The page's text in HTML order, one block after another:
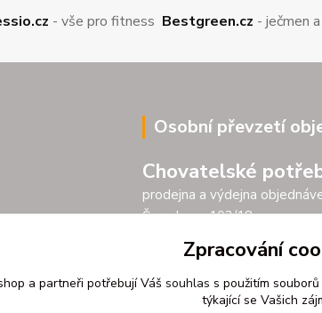
- vše pro fitness Bestgreen.cz - ječmen
Osobní převzetí
Chovatelské
prodejna a výdejna
Šarochova 103/18
25001 Brandýs nad Labem
Po - Pá 9.00 - 17.00
So 9.00 - 11.30
Zpracování
a partneři potřebují Váš souhlas s použitím
týkající se Vašich